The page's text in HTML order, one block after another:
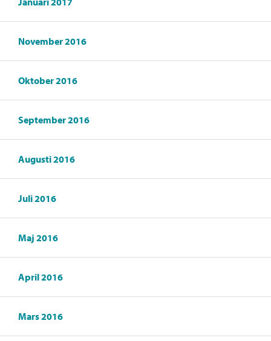
November 2016
Oktober 2016
September 2016
Augusti 2016
Juli 2016
Maj 2016
April 2016
Mars 2016